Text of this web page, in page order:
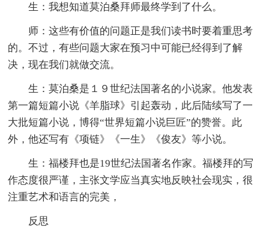
生：我想知道莫泊桑拜师最终学到了什么。
师：这些有价值的问题正是我们读书时要着重思考
的。不过，有些问题大家在预习中可能已经得到了解
决，现在我们就做交流。
生：莫泊桑是１９世纪法国著名的小说家。他发表
第一篇短篇小说《羊脂球》引起轰动，此后陆续写了一
大批短篇小说，博得“世界短篇小说巨匠”的赞誉。此
外，他还写有《项链》《一生》《俊友》等小说。
生：福楼拜也是19世纪法国著名作家。福楼拜的写
作态度很严谨，主张文学应当真实地反映社会现实，很
注重艺术和语言的完美，
反思